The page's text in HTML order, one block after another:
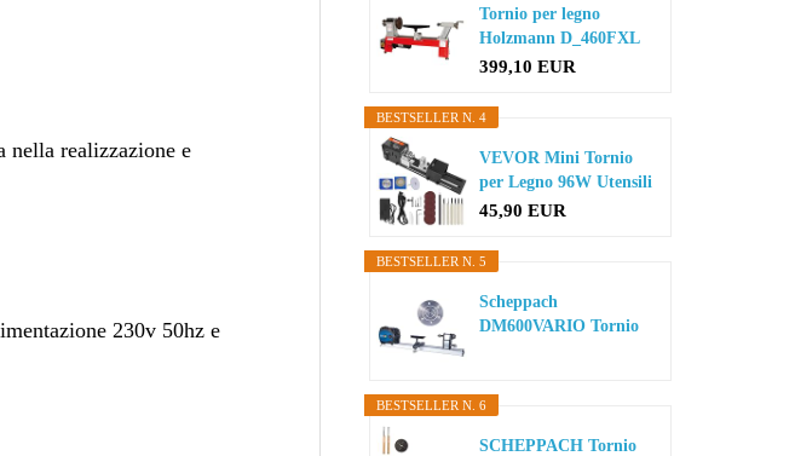
nella realizzazione e
230v 50hz e
Tornio per legno
Holzmann D_460FXL
399,10 EUR
BESTSELLER N. 4
VEVOR Mini Tornio
per Legno 96W Utensili
Tornio...
45,90 EUR
BESTSELLER N. 5
Scheppach
DM600VARIO Tornio
BESTSELLER N. 6
SCHEPPACH Tornio